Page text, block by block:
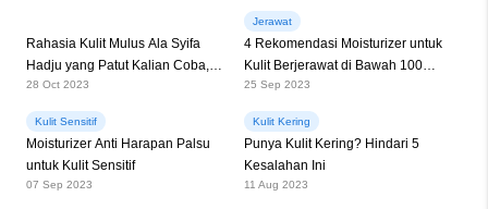
Berminyak
Rahasia Kulit Mulus Ala Syifa
Hadju yang Patut Kalian Coba,
Terjangkau Banget Loh!
28 Oct 2023
Jerawat
4 Rekomendasi Moisturizer untuk
Kulit Berjerawat di Bawah 100
Ribu, Budget Setipis Tisu!
25 Sep 2023
Kulit Sensitif
Moisturizer Anti Harapan Palsu
untuk Kulit Sensitif
07 Sep 2023
Kulit Kering
Punya Kulit Kering? Hindari 5
Kesalahan Ini
11 Aug 2023